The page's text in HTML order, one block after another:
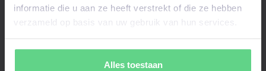
informatie die u aan ze heeft verstrekt of die ze hebben
verzameld op basis van uw gebruik van hun services.
Alles toestaan
Join WhatsAppgroep
Stuur WhatsAppje